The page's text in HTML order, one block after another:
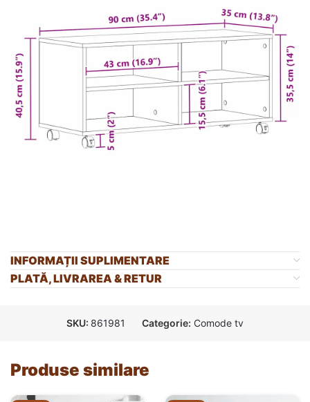
INFORMAȚII SUPLIMENTARE
PLATĂ, LIVRAREA & RETUR
SKU: 861981 Categorie: Comode tv
Produse similare